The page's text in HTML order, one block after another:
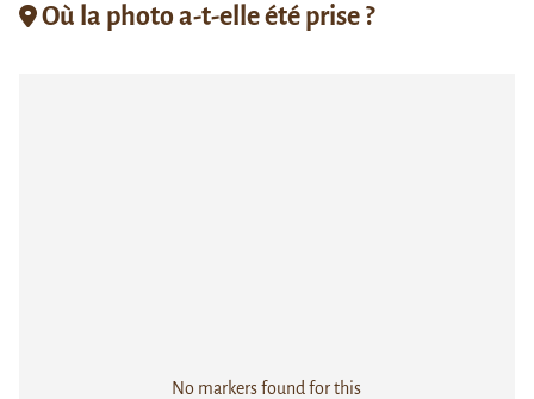
Où la photo a-t-elle été prise ?
No markers found for this